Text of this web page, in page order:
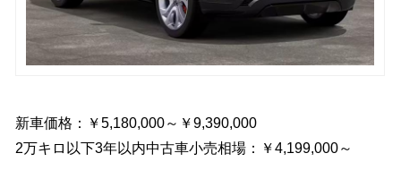
新車価格：￥5,180,000～￥9,390,000
2万キロ以下3年以内中古車小売相場：￥4,199,000～